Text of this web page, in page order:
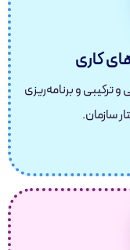
کاری
و برنامه‌ریزی
سازمان.